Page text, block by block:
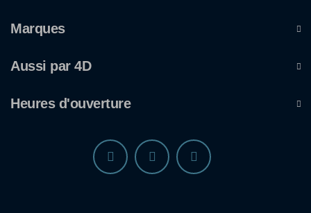
Marques
Aussi par 4D
Heures d'ouverture